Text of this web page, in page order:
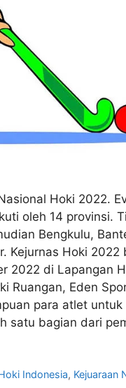
Hoki 2022.
oleh 14 provinsi.
Bengkulu,
Kejurnas Hoki
di Lapangan
Eden
para atlet
satu bagian dari
Indonesia, Kejuaraan